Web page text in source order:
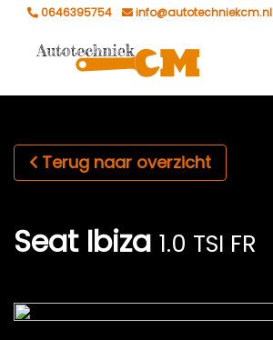
0646395754 info@autotechniekcm.nl
Terug naar overzicht
Seat Ibiza 1.0 TSI FR